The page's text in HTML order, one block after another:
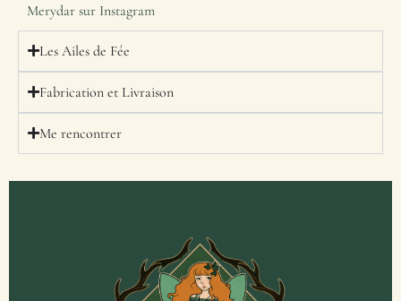
Merydar sur Instagram
Les Ailes de Fée
Fabrication et Livraison
Me rencontrer